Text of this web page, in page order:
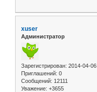
xuser
Администратор
Зарегистрирован: 2014-04-06
Приглашений: 0
Сообщений: 12111
Уважение: +3655